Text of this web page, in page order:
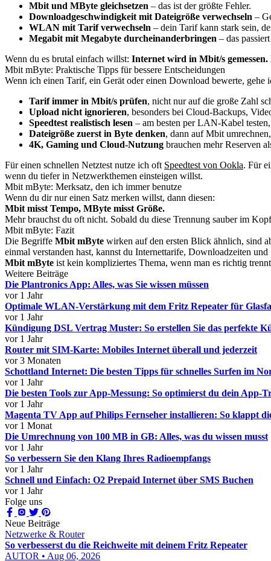
Mbit und MByte gleichsetzen – das ist der größte Fehler.
Downloadgeschwindigkeit mit Dateigröße verwechseln –
WLAN mit Tarif verwechseln – dein Tarif kann stark sein,
Megabit mit Megabyte durcheinanderbringen – das
Wenn du es brutal einfach willst: Internet wird in Mbit/s
Mbit mByte: Praktische Tipps für bessere Entscheidungen
Wenn ich einen Tarif, ein Gerät oder einen Download bewerte, gehe
Tarif immer in Mbit/s prüfen, nicht nur auf die große Zahl
Upload nicht ignorieren, besonders bei Cloud-Backups,
Speedtest realistisch lesen – am besten per LAN-Kabel
Dateigröße zuerst in Byte denken, dann auf Mbit
4K, Gaming und Cloud-Nutzung brauchen mehr Reserven
Für einen schnellen Netztest nutze ich oft Speedtest von Ookla. Für
wenn du tiefer in Netzwerkthemen einsteigen willst.
Mbit mByte: Merksatz, den ich immer benutze
Wenn du dir nur einen Satz merken willst, dann diesen:
Mbit misst Tempo, MByte misst Größe.
Mehr brauchst du oft nicht. Sobald du diese Trennung sauber im
Mbit mByte: Fazit
Die Begriffe Mbit mByte wirken auf den ersten Blick ähnlich, sind
einmal verstanden hast, kannst du Internettarife, Downloadzeiten
Mbit mByte ist kein kompliziertes Thema, wenn man es richtig
Weitere Beiträge
Die Plantronics App: Alles, was Sie wissen müssen
vor 1 Jahr
Optimale WLAN-Verstärkung mit dem Fritz Repeater für
vor 1 Jahr
Kündigung DSL Vertrag Muster: So erstellen Sie das perfekte
vor 1 Jahr
Router mit SIM-Karte: Mobiles Internet überall und jederzeit
vor 3 Monaten
Schottland Internet: Die besten Tipps für schnelles Surfen im
vor 1 Jahr
Die besten Tools zur App-Messung: So optimierst du dein App-
vor 1 Jahr
Magenta TV App auf Philips Fernseher installieren: So klappt
vor 1 Monat
Die Umrechnung von 100 MB in GB: Alles, was du wissen musst
vor 1 Jahr
So verbessern Sie den Klang Ihres Radioempfangs
vor 1 Jahr
Schnell und Einfach: O2 Prepaid Internet über SMS Buchen
vor 1 Jahr
Folge uns
Neue Beiträge
Netzwerke & Router
So verbesserst du die Reichweite mit deinem Fritz Repeater
AUTOR • Aug 06, 2026